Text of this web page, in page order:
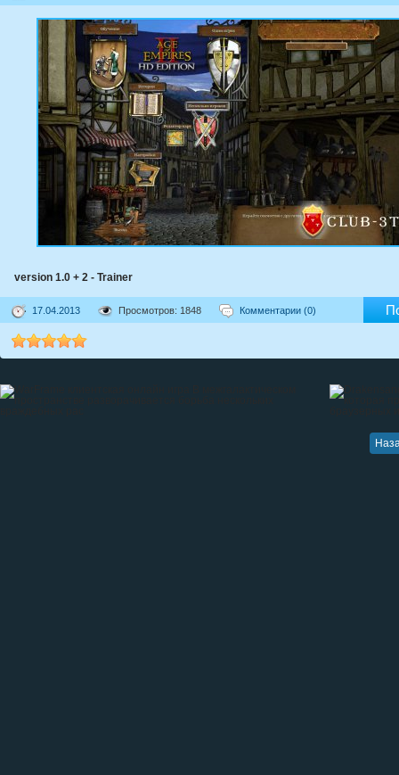
version 1.0 + 2 - Trainer
17.04.2013 Просмотров: 1848 Комментарии (0)